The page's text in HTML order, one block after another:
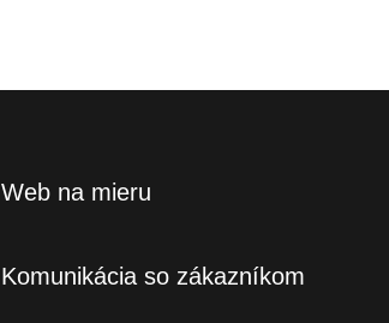
Web na mieru
Komunikácia so zákazníkom